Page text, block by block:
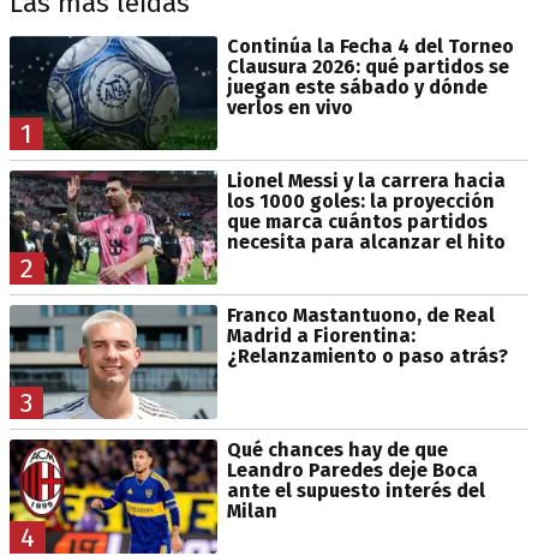
1
Continúa la Fecha 4 del Torneo
Clausura 2026: qué partidos se
juegan este sábado y dónde
verlos en vivo
2
Lionel Messi y la carrera hacia
los 1000 goles: la proyección
que marca cuántos partidos
necesita para alcanzar el hito
3
Franco Mastantuono, de Real
Madrid a Fiorentina:
¿Relanzamiento o paso atrás?
4
Qué chances hay de que
Leandro Paredes deje Boca
ante el supuesto interés del
Milan